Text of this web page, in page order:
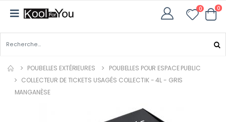
0 0
POUBELLES EXTÉRIEURES
POUBELLES POUR ESPACE PUBLIC
COLLECTEUR DE TICKETS USAGÉS COLLECTIK - 4L - GRIS
MANGANÈSE